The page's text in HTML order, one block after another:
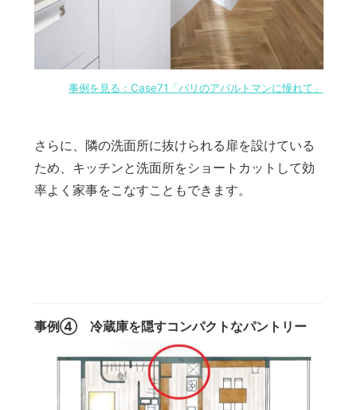
事例を見る：Case71「パリのアパルトマンに憧れて」
さらに、隣の洗面所に抜けられる扉を設けている
ため、キッチンと洗面所をショートカットして効
率よく家事をこなすこともできます。
事例④ 冷蔵庫を隠すコンパクトなパントリー